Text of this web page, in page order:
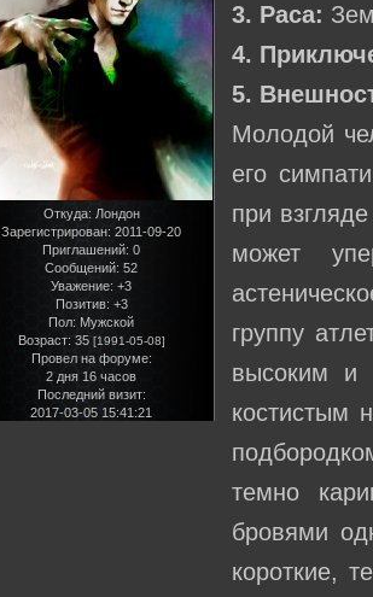
Откуда: Лондон
Зарегистрирован: 2011-09-20
Приглашений: 0
Сообщений: 52
Уважение: +3
Позитив: +3
Пол: Мужской
Возраст: 35 [1991-05-08]
Провел на форуме:
2 дня 16 часов
Последний визит:
2017-03-05 15:41:21
3. Раса:
4.
5.
Молодой
его
при
может
группу
высоким и
костистым
темно
бровями
короткие,